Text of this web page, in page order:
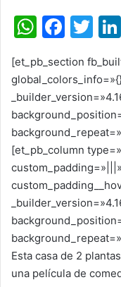
W
at
s
A
p
p
F
c
e
b
o
o
k
T
itt
er
[et_pb_section
[et_pb_column
Esta casa de 2
una película de